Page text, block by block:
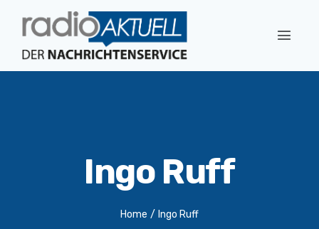
Ingo Ruff
Home / Ingo Ruff